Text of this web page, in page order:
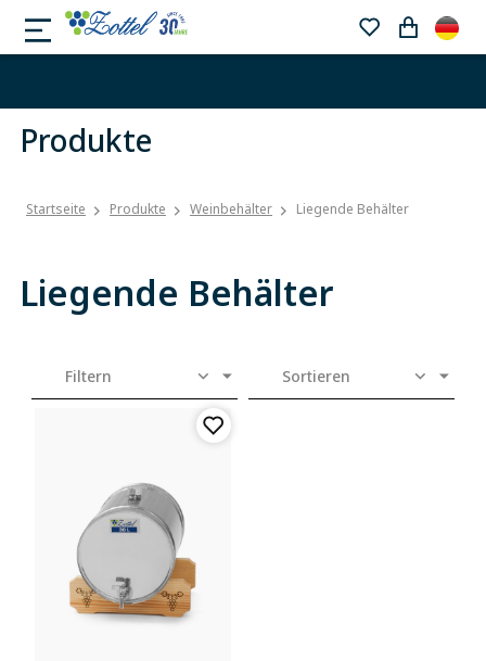
Produkte
Startseite Produkte Weinbehälter Liegende Behälter
Liegende Behälter
Filtern Sortieren